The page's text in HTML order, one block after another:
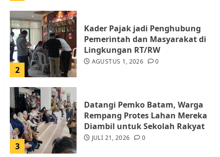
2
Kader Pajak jadi Penghubung
Pemerintah dan Masyarakat di
Lingkungan RT/RW
AGUSTUS 1, 2026 0
3
Datangi Pemko Batam, Warga
Rempang Protes Lahan Mereka
Diambil untuk Sekolah Rakyat
JULI 21, 2026 0